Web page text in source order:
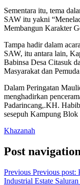
Sementara itu, tema
SAW itu yakni
Membangun Karakter
Tampa hadir dalam
SAW, itu antara lain,
Babinsa Desa Citasuk
Masyarakat dan
Dalam Peringatan
menghadirkan
Padarincang,.KH.
sesepuh Kampung
Khazanah
Post navigation
Previous Previous post:
Industrial Estate